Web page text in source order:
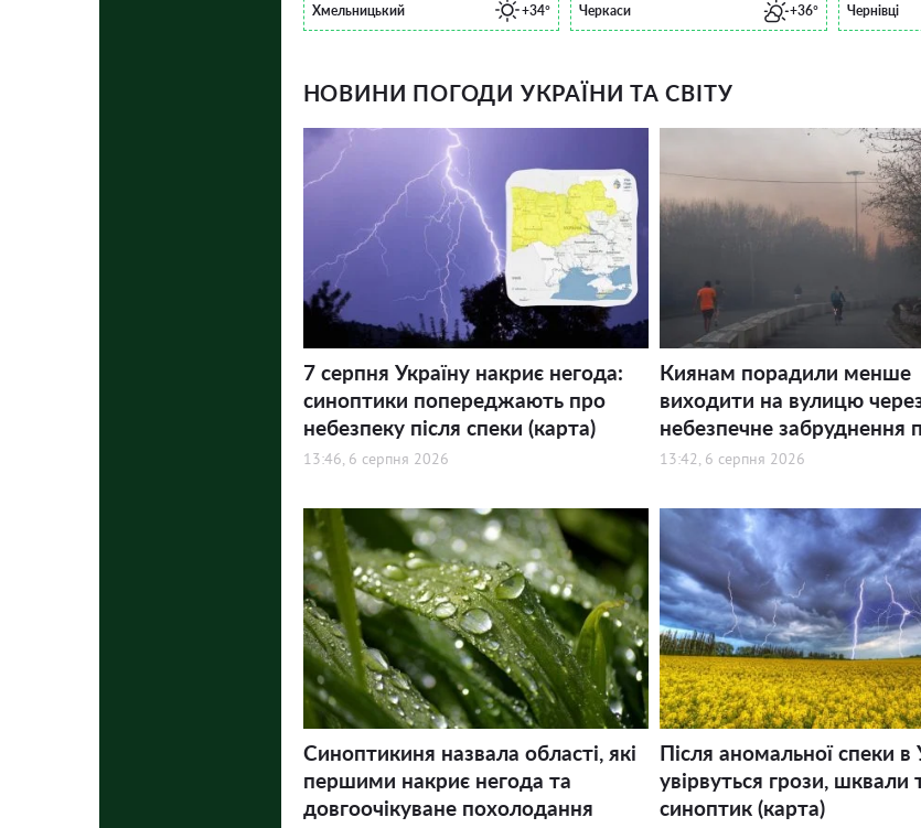
Хмельницький +34° Черкаси +36° Чернівці
НОВИНИ ПОГОДИ УКРАЇНИ ТА СВІТУ
7 серпня Україну накриє негода:
синоптики попереджають про
небезпеку після спеки (карта)
13:46, 6 серпня 2026
Киянам порадили менше
виходити на вулицю
небезпечне забруднення
13:42, 6 серпня 2026
Синоптикиня назвала області, які
першими накриє негода та
довгоочікуване похолодання
Після аномальної спеки в
увірвуться грози, шквали
синоптик (карта)